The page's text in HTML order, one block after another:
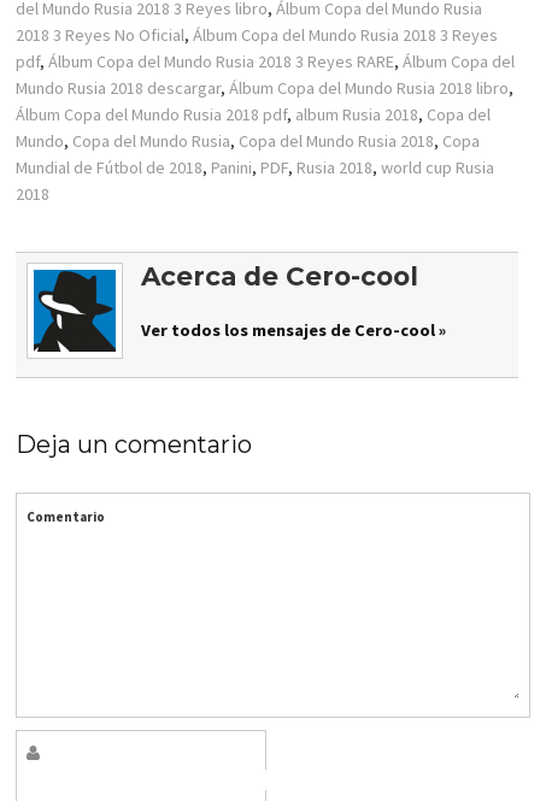
del Mundo Rusia 2018 3 Reyes libro,Álbum Copa del Mundo Rusia
2018 3 Reyes No Oficial,Álbum Copa del Mundo Rusia 2018 3 Reyes
pdf,Álbum Copa del Mundo Rusia 2018 3 Reyes RARE,Álbum Copa del
Mundo Rusia 2018 descargar,Álbum Copa del Mundo Rusia 2018 libro,
Álbum Copa del Mundo Rusia 2018 pdf, album Rusia 2018, Copa del
Mundo, Copa del Mundo Rusia, Copa del Mundo Rusia 2018, Copa
Mundial de Fútbol de 2018, Panini, PDF, Rusia 2018,world cup Rusia
2018
Acerca de Cero-cool
Ver todos los mensajes de Cero-cool »
Deja un comentario
Comentario